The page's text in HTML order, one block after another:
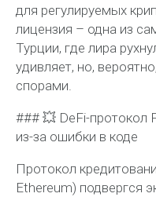
для регулируемых
лицензия – одна из
Турции, где лира
удивляет, но,
спорами.
### 💥 DeFi-протокол
из-за ошибки в коде
Протокол
Ethereum) подвергся